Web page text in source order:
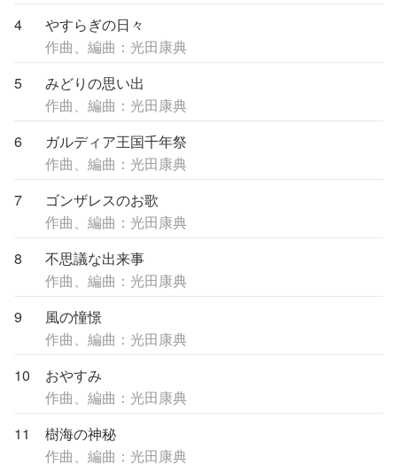
4
やすらぎの日々
作曲、編曲：光田康典
5
みどりの思い出
作曲、編曲：光田康典
6
ガルディア王国千年祭
作曲、編曲：光田康典
7
ゴンザレスのお歌
作曲、編曲：光田康典
8
不思議な出来事
作曲、編曲：光田康典
9
風の憧憬
作曲、編曲：光田康典
10
おやすみ
作曲、編曲：光田康典
11
樹海の神秘
作曲、編曲：光田康典